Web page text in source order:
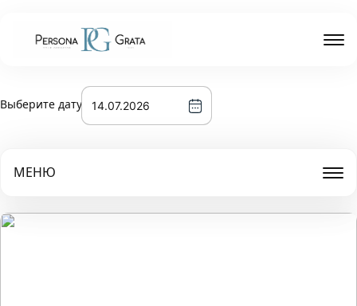
Выберите дату
МЕНЮ